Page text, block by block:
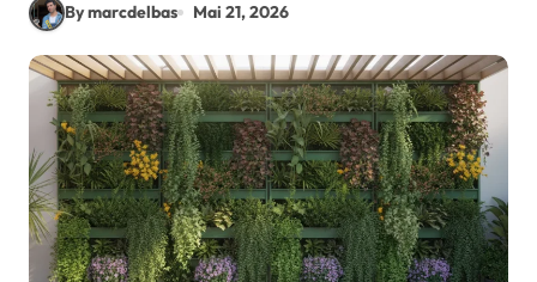
By marcdelbas Mai 21, 2026